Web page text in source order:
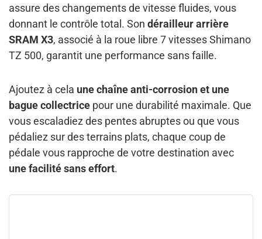
assure des changements de vitesse fluides, vous
donnant le contrôle total. Son dérailleur arrière
SRAM X3, associé à la roue libre 7 vitesses Shimano
TZ 500, garantit une performance sans faille.
Ajoutez à cela une chaîne anti-corrosion et une
bague collectrice pour une durabilité maximale. Que
vous escaladiez des pentes abruptes ou que vous
pédaliez sur des terrains plats, chaque coup de
pédale vous rapproche de votre destination avec
une facilité sans effort.